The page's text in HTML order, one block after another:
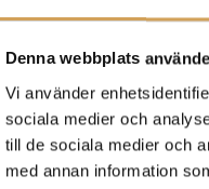
Denna webbplats
Vi använder
sociala medier och
till de sociala medier och
med annan information
perfekt med alla
användaren välja